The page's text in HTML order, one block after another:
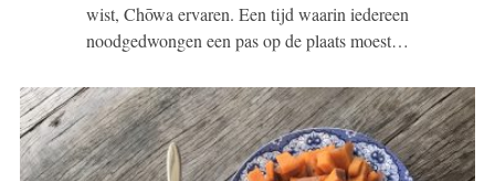
wist, Chōwa ervaren. Een tijd waarin iedereen
noodgedwongen een pas op de plaats moest…